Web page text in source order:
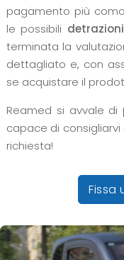
pagamento più
le possibili detrazioni
terminata la
dettagliato e, con
se acquistare il
Reamed si avvale di
capace di
richiesta!
Fissa